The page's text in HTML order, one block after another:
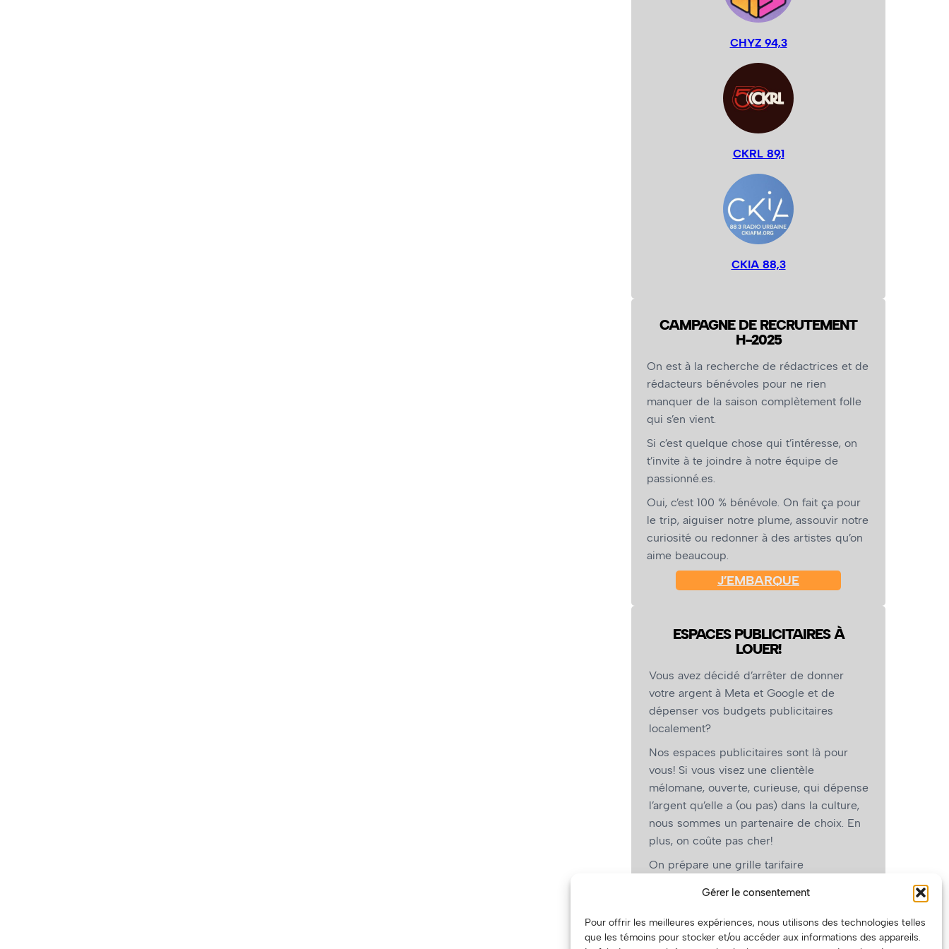
Gérer le consentement
Pour offrir les meilleures expériences, nous utilisons des technologies telles
que les témoins pour stocker et/ou accéder aux informations des appareils.
CHYZ 94,3
CKRL 89,1
CKIA 88,3
CAMPAGNE DE RECRUTEMENT
H-2025
On est à la recherche de rédactrices et de
rédacteurs bénévoles pour ne rien
manquer de la saison complètement folle
qui s’en vient.
Si c’est quelque chose qui t’intéresse, on
t’invite à te joindre à notre équipe de
passionné.es.
Oui, c’est 100 % bénévole. On fait ça pour
le trip, aiguiser notre plume, assouvir notre
curiosité ou redonner à des artistes qu’on
aime beaucoup.
J’EMBARQUE
ESPACES PUBLICITAIRES À
LOUER!
Vous avez décidé d’arrêter de donner
votre argent à Meta et Google et de
dépenser vos budgets publicitaires
localement?
Nos espaces publicitaires sont là pour
vous! Si vous visez une clientèle
mélomane, ouverte, curieuse, qui dépense
l’argent qu’elle a (ou pas) dans la culture,
nous sommes un partenaire de choix. En
plus, on coûte pas cher!
On prépare une grille tarifaire
vous, les artistes!)